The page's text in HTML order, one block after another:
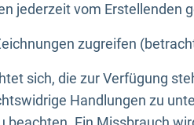
jederzeit vom Erstellenden
zugreifen
sich, die zur Verfügung
Handlungen zu